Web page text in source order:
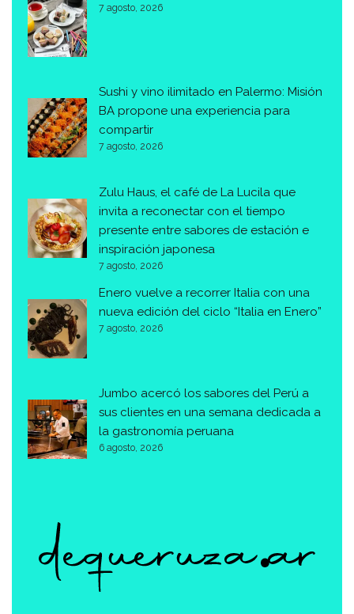
7 agosto, 2026
Sushi y vino ilimitado en Palermo: Misión
BA propone una experiencia para
compartir
7 agosto, 2026
Zulu Haus, el café de La Lucila que
invita a reconectar con el tiempo
presente entre sabores de estación e
inspiración japonesa
7 agosto, 2026
Enero vuelve a recorrer Italia con una
nueva edición del ciclo “Italia en Enero”
7 agosto, 2026
Jumbo acercó los sabores del Perú a
sus clientes en una semana dedicada a
la gastronomía peruana
6 agosto, 2026